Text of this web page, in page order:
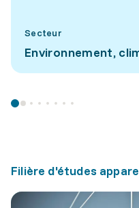
Secteur
Environnement,
Filière d'études